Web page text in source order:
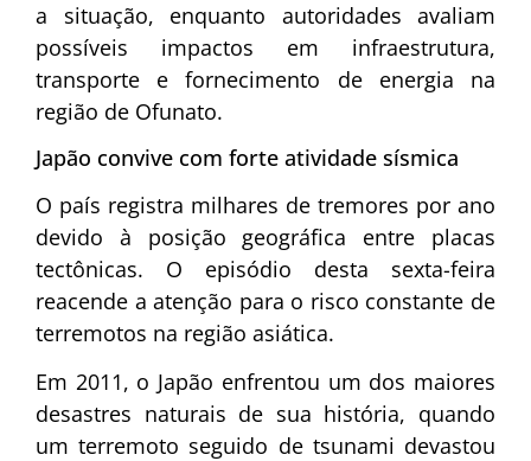
a situação, enquanto autoridades avaliam
possíveis impactos em infraestrutura,
transporte e fornecimento de energia na
região de Ofunato.
Japão convive com forte atividade sísmica
O país registra milhares de tremores por ano
devido à posição geográfica entre placas
tectônicas. O episódio desta sexta-feira
reacende a atenção para o risco constante de
terremotos na região asiática.
Em 2011, o Japão enfrentou um dos maiores
desastres naturais de sua história, quando
um terremoto seguido de tsunami devastou